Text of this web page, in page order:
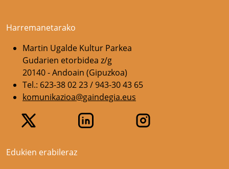
Harremanetarako
Martin Ugalde Kultur Parkea
Gudarien etorbidea z/g
20140 - Andoain (Gipuzkoa)
Tel.: 623-38 02 23 / 943-30 43 65
komunikazioa@gaindegia.eus
Edukien erabileraz